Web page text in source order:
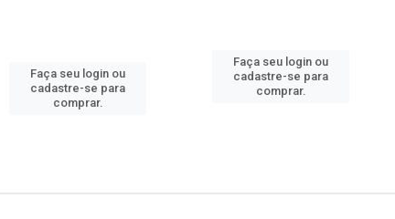
Faça seu login ou
cadastre-se para
comprar.
Faça seu login ou
cadastre-se para
comprar.